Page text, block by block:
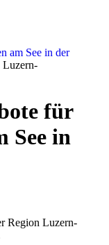
am See in der
Luzern-
für
See in
Region Luzern-